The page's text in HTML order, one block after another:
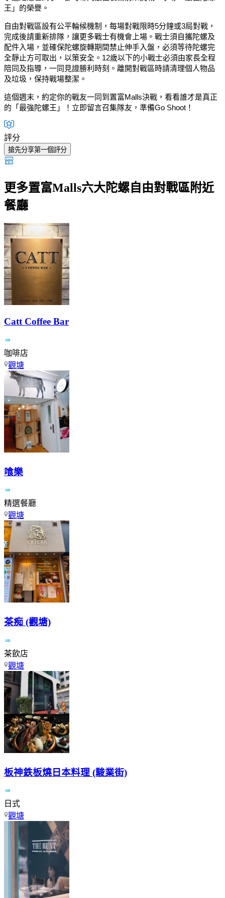
王」的榮譽。
自由對戰區設有公平輪候機制，每場對戰限時5分鐘或3局對戰，
完成後請重新排隊，讓更多戰士有機會上場。戰士須自攜陀螺及
配件入場，並確保陀螺旋轉期間禁止伸手入盤，必須等待陀螺完
全靜止方可取出，以策安全。12歲以下的小戰士必須由家長全程
陪同及指導，一同見證勝利時刻。離開對戰區時請清理個人物品
及垃圾，保持戰場整潔。
這個週末，約定你的戰友一同到置富Malls決戰，看看誰才是真正
的「最強陀螺王」！立即留言召集隊友，準備Go Shoot！
評分
搶先分享第一個評分
更多置富Malls六大陀螺自由對戰區附近
餐廳
Catt Coffee Bar
咖啡店
觀塘
喰樂
精選餐廳
觀塘
茶痴 (觀塘)
茶飲店
觀塘
板神鉄板燒日本料理 (駿業街)
日式
觀塘